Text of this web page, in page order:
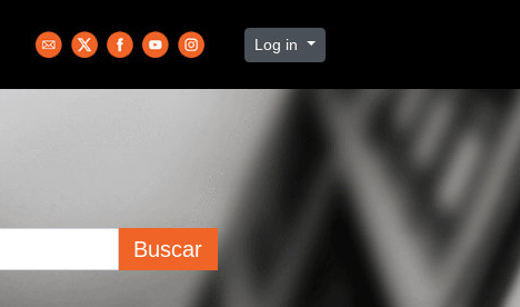
Log in
Buscar